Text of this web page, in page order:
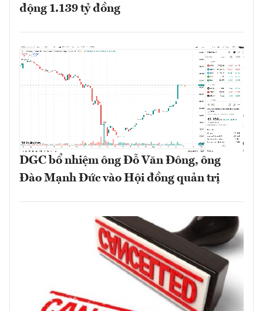
động 1.139 tỷ đồng
DGC bổ nhiệm ông Đỗ Văn Đông, ông
Đào Mạnh Đức vào Hội đồng quản trị